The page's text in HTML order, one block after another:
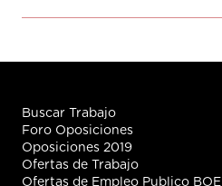
Buscar Trabajo
Foro Oposiciones
Oposiciones 2019
Ofertas de Trabajo
Ofertas de Empleo Publico BOE